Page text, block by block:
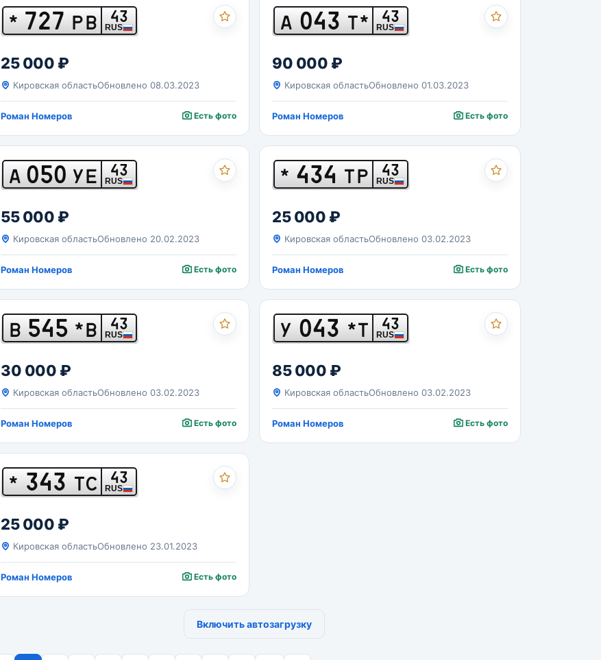
* 727 РВ 43
RUS
25 000 ₽
Кировская областьОбновлено 08.03.2023
Роман Номеров Есть фото
А 043 Т* 43
RUS
90 000 ₽
Кировская областьОбновлено 01.03.2023
Роман Номеров Есть фото
А 050 УЕ 43
RUS
55 000 ₽
Кировская областьОбновлено 20.02.2023
Роман Номеров Есть фото
* 434 ТР 43
RUS
25 000 ₽
Кировская областьОбновлено 03.02.2023
Роман Номеров Есть фото
В 545 *В 43
RUS
30 000 ₽
Кировская областьОбновлено 03.02.2023
Роман Номеров Есть фото
У 043 *Т 43
RUS
85 000 ₽
Кировская областьОбновлено 03.02.2023
Роман Номеров Есть фото
* 343 ТС 43
RUS
25 000 ₽
Кировская областьОбновлено 23.01.2023
Роман Номеров Есть фото
Включить автозагрузку